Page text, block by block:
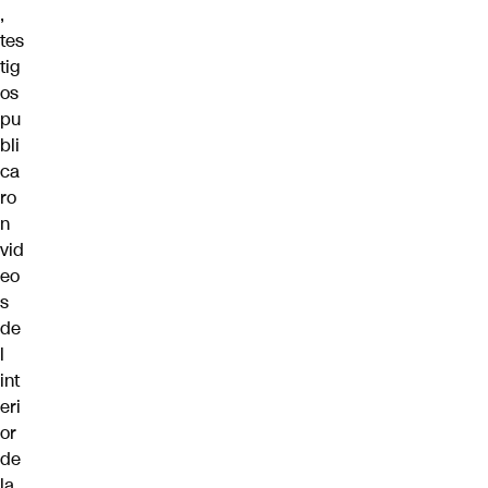
,
tes
tig
os
pu
bli
ca
ro
n
vid
eo
s
de
l
int
eri
or
de